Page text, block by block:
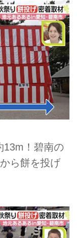
13m！碧南の
ら餅を投げ